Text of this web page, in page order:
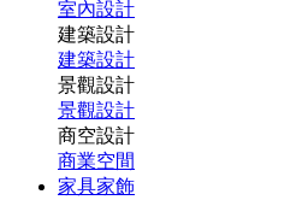
室內設計
建築設計
建築設計
景觀設計
景觀設計
商空設計
商業空間
家具家飾